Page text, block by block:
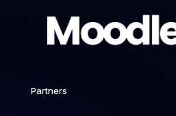
Partners